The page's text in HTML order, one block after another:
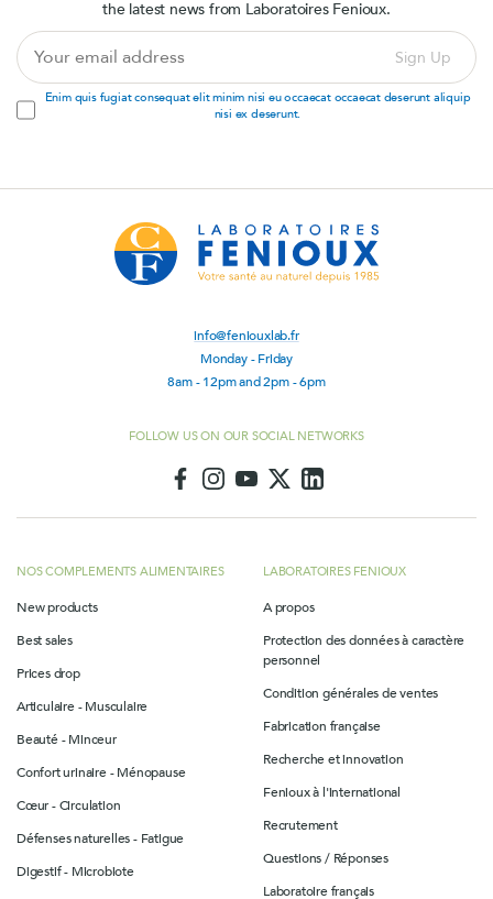
info@feniouxlab.fr
Monday - Friday
8am - 12pm and 2pm - 6pm
FOLLOW US ON OUR SOCIAL NETWORKS
NOS COMPLEMENTS ALIMENTAIRES
New products
Best sales
Prices drop
Articulaire - Musculaire
Beauté - Minceur
Confort urinaire - Ménopause
Cœur - Circulation
Défenses naturelles - Fatigue
Digestif - Microbiote
LABORATOIRES FENIOUX
A propos
Protection des données à caractère
personnel
Condition générales de ventes
Fabrication française
Recherche et innovation
Fenioux à l'international
Recrutement
Questions / Réponses
Laboratoire français
the latest news from Laboratoires Fenioux.
address
Sign Up
Enim quis fugiat consequat elit minim nisi eu occaecat occaecat deserunt aliquip
nisi ex deserunt.